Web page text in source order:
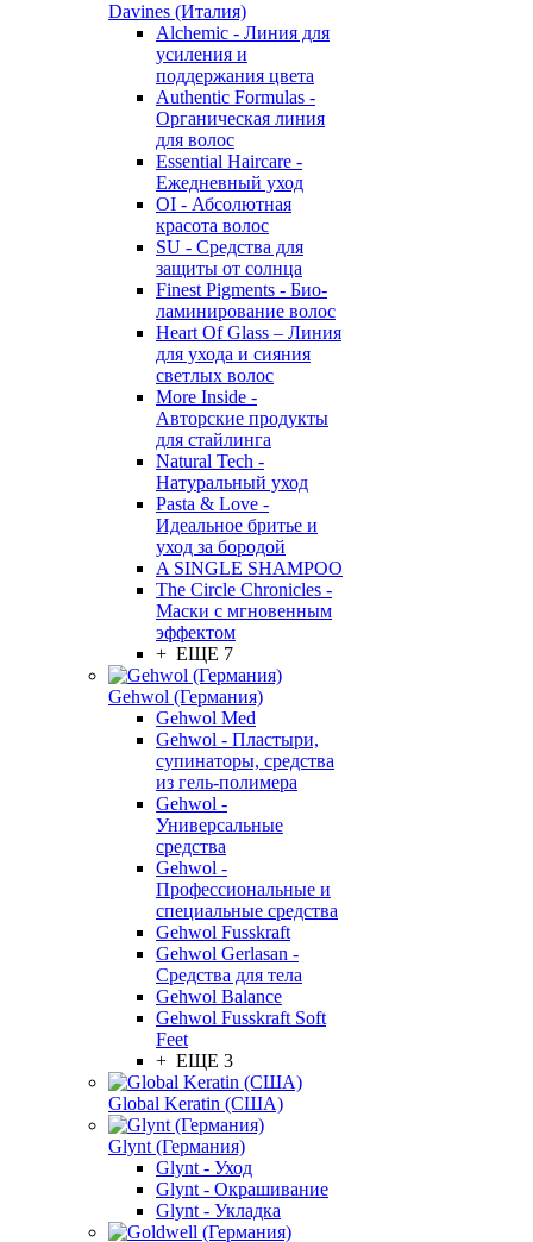
Davines (Италия)
Alchemic - Линия для
усиления и
поддержания цвета
Authentic Formulas -
Органическая линия
для волос
Essential Haircare -
Eжедневный уход
OI - Абсолютная
красота волос
SU - Средства для
защиты от солнца
Finest Pigments - Био-
ламинирование волос
Heart Of Glass – Линия
для ухода и сияния
светлых волос
More Inside -
Авторские продукты
для стайлинга
Natural Tech -
Натуральный уход
Pasta & Love -
Идеальное бритье и
уход за бородой
A SINGLE SHAMPOO
The Circle Chronicles -
Маски с мгновенным
эффектом
+ ЕЩЕ 7
Gehwol (Германия)
Gehwol Med
Gehwol - Пластыри,
супинаторы, средства
из гель-полимера
Gehwol -
Универсальные
средства
Gehwol -
Профессиональные и
специальные средства
Gehwol Fusskraft
Gehwol Gerlasan -
Средства для тела
Gehwol Balance
Gehwol Fusskraft Soft
Feet
+ ЕЩЕ 3
Global Keratin (США)
Glynt (Германия)
Glynt - Уход
Glynt - Окрашивание
Glynt - Укладка